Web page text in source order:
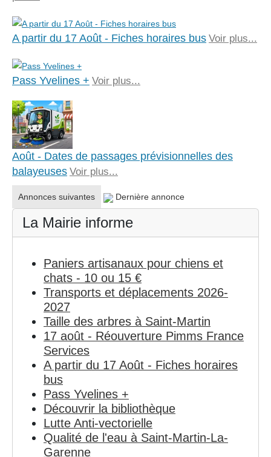
A partir du 17 Août - Fiches horaires bus Voir plus...
Pass Yvelines + Voir plus...
Août - Dates de passages prévisionnelles des
balayeuses Voir plus...
Annonces suivantes Dernière annonce
La Mairie informe
Paniers artisanaux pour chiens et
chats - 10 ou 15 €
Transports et déplacements 2026-
2027
Taille des arbres à Saint-Martin
17 août - Réouverture Pimms France
Services
A partir du 17 Août - Fiches horaires
bus
Pass Yvelines +
Découvrir la bibliothèque
Lutte Anti-vectorielle
Qualité de l'eau à Saint-Martin-La-
Garenne